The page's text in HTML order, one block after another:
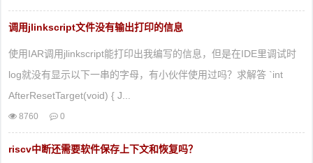
调用jlinkscript文件没有输出打印的信息
使用IAR调用jlinkscript能打印出我编写的信息，但是在IDE里调试时
log就没有显示以下一串的字母，有小伙伴使用过吗？求解答 `int
AfterResetTarget(void) { J...
8760 0
riscv中断还需要软件保存上下文和恢复吗？